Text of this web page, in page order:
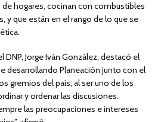
de hogares, cocinan con combustibles
y que están en el rango de lo que se
DNP, Jorge Iván González, destacó el
desarrollando Planeación junto con el
gremios del país, al ser uno de los
y ordenar las discusiones.
las preocupaciones e intereses